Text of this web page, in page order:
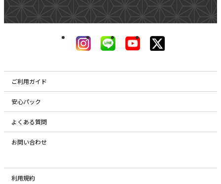
ご利用ガイド
安心パック
よくある質問
お問い合わせ
利用規約